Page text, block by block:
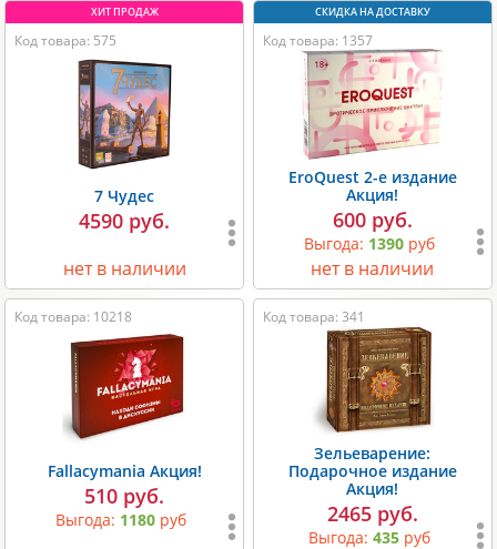
Код товара: 575
7 Чудес
4590 руб.
нет в наличии
Код товара: 1357
EroQuest 2-е издание
Акция!
600 руб.
Выгода: 1390руб
нет в наличии
Код товара: 10218
Fallacymania Акция!
510 руб.
Выгода: 1180 руб
Код товара: 341
Зельеварение:
Подарочное издание
Акция!
2465 руб.
Выгода: 435руб